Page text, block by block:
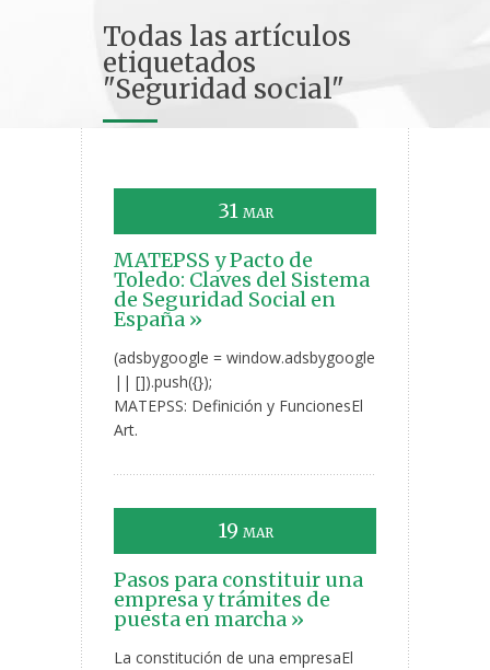
Todas las artículos
etiquetados
"Seguridad social"
31 MAR
MATEPSS y Pacto de
Toledo: Claves del Sistema
de Seguridad Social en
España »
(adsbygoogle = window.adsbygoogle
|| []).push({});
MATEPSS: Definición y FuncionesEl
Art.
19 MAR
Pasos para constituir una
empresa y trámites de
puesta en marcha »
La constitución de una empresaEl